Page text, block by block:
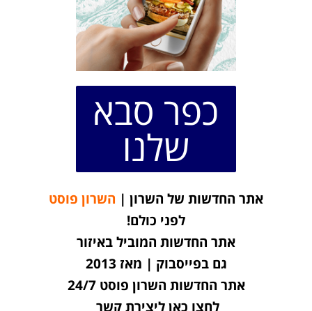
כפר סבא
שלנו
אתר החדשות של השרון | השרון פוסט
לפני כולם!
אתר החדשות המוביל באיזור
גם בפייסבוק | מאז 2013
אתר החדשות השרון פוסט 24/7
לחצו כאן ליצירת קשר